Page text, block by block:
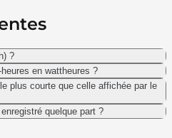
?
en wattheures ?
plus courte que celle affichée par le
quelque part ?